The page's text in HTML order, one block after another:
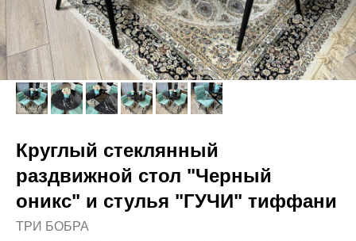
Круглый стеклянный
раздвижной стол "Черный
оникс" и стулья "ГУЧИ" тиффани
ТРИ БОБРА